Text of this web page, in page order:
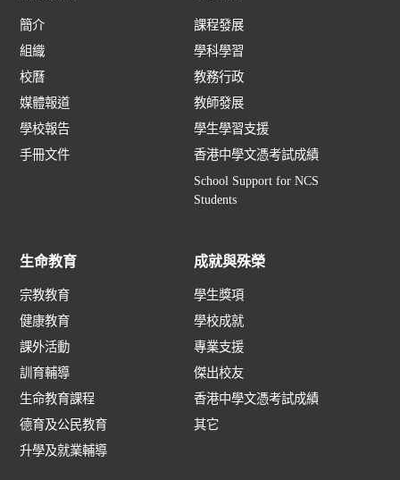
簡介
組織
校曆
媒體報道
學校報告
手冊文件
課程發展
學科學習
教務行政
教師發展
學生學習支援
香港中學文憑考試成績
School Support for NCS
Students
生命教育
宗教教育
健康教育
課外活動
訓育輔導
生命教育課程
德育及公民教育
升學及就業輔導
成就與殊榮
學生獎項
學校成就
專業支援
傑出校友
香港中學文憑考試成績
其它